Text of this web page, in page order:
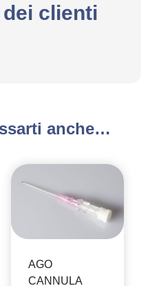
clienti
anche…
AGO
CANNULA